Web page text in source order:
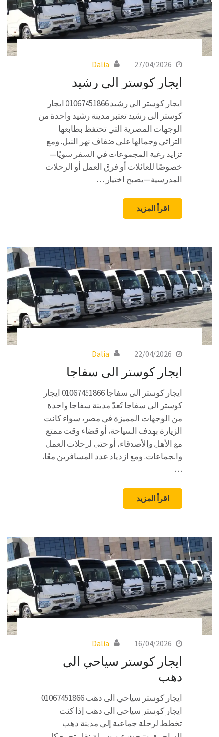
27/04/2026
Dalia
ايجار كوستر الى رشيد
ايجار كوستر الى رشيد 01067451866 ايجار
كوستر الى رشيد تعتبر مدينة رشيد واحدة من
الوجهات المصرية التي تحتفظ بطابعها
التراثي وجمالها على ضفاف نهر النيل. ومع
تزايد رغبة المجموعات في السفر سويًا—
خصوصًا للعائلات أو فرق العمل أو الرحلات
المدرسية—يصبح اختيار …
اقرأ المزيد
22/04/2026
Dalia
ايجار كوستر الى سفاجا
ايجار كوستر الى سفاجا 01067451866 ايجار
كوستر الى سفاجا تُعدّ مدينة سفاجا واحدة
من الوجهات المميزة في مصر، سواء كانت
الزيارة بهدف السياحة، أو قضاء وقت ممتع
مع الأهل والأصدقاء، أو حتى لرحلات العمل
والجماعات. ومع ازدياد عدد المسافرين معًا،
…
اقرأ المزيد
16/04/2026
Dalia
ايجار كوستر سياحي الى
دهب
ايجار كوستر سياحي الى دهب 01067451866
ايجار كوستر سياحي الى دهب إذا كنت
تخطط لرحلة جماعية إلى مدينة دهب